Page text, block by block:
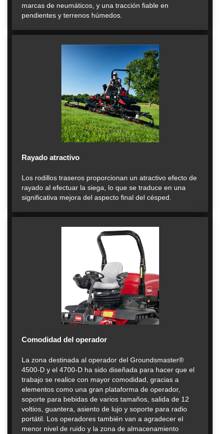
marcas de neumáticos, y una tracción fiable en
pendientes y terrenos húmedos.
Rayado atractivo
Los rodillos traseros proporcionan un atractivo efecto de
rayado al efectuar la siega, lo que se traduce en una
significativa mejora del aspecto final del césped.
Comodidad del operador
La zona destinada al operador del Groundsmaster®
4500-D y el 4700-D ha sido diseñada para hacer que el
trabajo se realice con mayor comodidad, gracias a
elementos como una gran plataforma de operador,
soporte para bebidas de varios tamaños, salida de 12
voltios, guantera, asiento de lujo y soporte para radio
portátil. Los operadores también van a agradecer el
menor nivel de ruido y la zona de almacenamiento